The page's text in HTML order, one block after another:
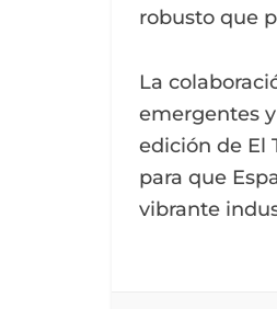
robusto que
La
emergentes
edición de El
para que
vibrante